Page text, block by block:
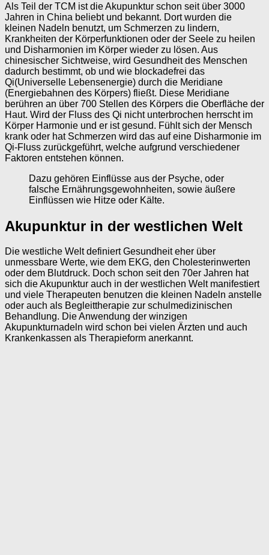
Als Teil der TCM ist die Akupunktur schon seit über 3000
Jahren in China beliebt und bekannt. Dort wurden die
kleinen Nadeln benutzt, um Schmerzen zu lindern,
Krankheiten der Körperfunktionen oder der Seele zu heilen
und Disharmonien im Körper wieder zu lösen. Aus
chinesischer Sichtweise, wird Gesundheit des Menschen
dadurch bestimmt, ob und wie blockadefrei das
Qi(Universelle Lebensenergie) durch die Meridiane
(Energiebahnen des Körpers) fließt. Diese Meridiane
berühren an über 700 Stellen des Körpers die Oberfläche der
Haut. Wird der Fluss des Qi nicht unterbrochen herrscht im
Körper Harmonie und er ist gesund. Fühlt sich der Mensch
krank oder hat Schmerzen wird das auf eine Disharmonie im
Qi-Fluss zurückgeführt, welche aufgrund verschiedener
Faktoren entstehen können.
Dazu gehören Einflüsse aus der Psyche, oder
falsche Ernährungsgewohnheiten, sowie äußere
Einflüssen wie Hitze oder Kälte.
Akupunktur in der westlichen Welt
Die westliche Welt definiert Gesundheit eher über
unmessbare Werte, wie dem EKG, den Cholesterinwerten
oder dem Blutdruck. Doch schon seit den 70er Jahren hat
sich die Akupunktur auch in der westlichen Welt manifestiert
und viele Therapeuten benutzen die kleinen Nadeln anstelle
oder auch als Begleittherapie zur schulmedizinischen
Behandlung. Die Anwendung der winzigen
Akupunkturnadeln wird schon bei vielen Ärzten und auch
Krankenkassen als Therapieform anerkannt.